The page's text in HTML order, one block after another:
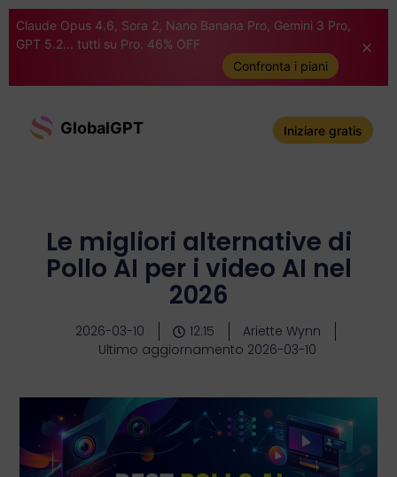
Claude Opus 4.6, Sora 2, Nano Banana Pro, Gemini 3 Pro,
GPT 5.2... tutti su Pro. 46% OFF
Confronta i piani
GlobalGPT Iniziare gratis
Le migliori alternative di
Pollo AI per i video AI nel
2026
2026-03-10 12:15
Ariette Wynn
Ultimo aggiornamento 2026-03-10